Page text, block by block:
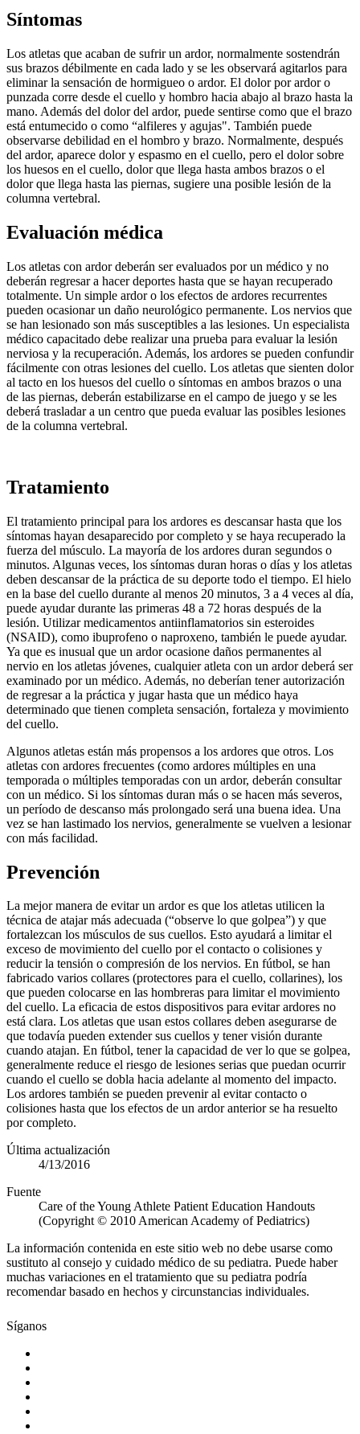
Síntomas
Los atletas que acaban de sufrir un ardor, normalmente sostendrán
sus brazos débilmente en cada lado y se les observará agitarlos para
eliminar la sensación de hormigueo o ardor. El dolor por ardor o
punzada corre desde el cuello y hombro hacia abajo al brazo hasta la
mano. Además del dolor del ardor, puede sentirse como que el brazo
está entumecido o como “alfileres y agujas". También puede
observarse debilidad en el hombro y brazo. Normalmente, después
del ardor, aparece dolor y espasmo en el cuello, pero el dolor sobre
los huesos en el cuello, dolor que llega hasta ambos brazos o el
dolor que llega hasta las piernas, sugiere una posible lesión de la
columna vertebral.
Evaluación médica
Los atletas con ardor deberán ser evaluados por un médico y no
deberán regresar a hacer deportes hasta que se hayan recuperado
totalmente. Un simple ardor o los efectos de ardores recurrentes
pueden ocasionar un daño neurológico permanente. Los nervios que
se han lesionado son más susceptibles a las lesiones. Un especialista
médico capacitado debe realizar una prueba para evaluar la lesión
nerviosa y la recuperación. Además, los ardores se pueden confundir
fácilmente con otras lesiones del cuello. Los atletas que sienten dolor
al tacto en los huesos del cuello o síntomas en ambos brazos o una
de las piernas, deberán estabilizarse en el campo de juego y se les
deberá trasladar a un centro que pueda evaluar las posibles lesiones
de la columna vertebral.
Tratamiento
El tratamiento principal para los ardores es descansar hasta que los
síntomas hayan desaparecido por completo y se haya recuperado la
fuerza del músculo. La mayoría de los ardores duran segundos o
minutos. Algunas veces, los síntomas duran horas o días y los atletas
deben descansar de la práctica de su deporte todo el tiempo. El hielo
en la base del cuello durante al menos 20 minutos, 3 a 4 veces al día,
puede ayudar durante las primeras 48 a 72 horas después de la
lesión. Utilizar medicamentos antiinflamatorios sin esteroides
(NSAID), como ibuprofeno o naproxeno, también le puede ayudar.
Ya que es inusual que un ardor ocasione daños permanentes al
nervio en los atletas jóvenes, cualquier atleta con un ardor deberá ser
examinado por un médico. Además, no deberían tener autorización
de regresar a la práctica y jugar hasta que un médico haya
determinado que tienen completa sensación, fortaleza y movimiento
del cuello.
Algunos atletas están más propensos a los ardores que otros. Los
atletas con ardores frecuentes (como ardores múltiples en una
temporada o múltiples temporadas con un ardor, deberán consultar
con un médico. Si los síntomas duran más o se hacen más severos,
un período de descanso más prolongado será una buena idea. Una
vez se han lastimado los nervios, generalmente se vuelven a lesionar
con más facilidad.
Prevención
La mejor manera de evitar un ardor es que los atletas utilicen la
técnica de atajar más adecuada (“observe lo que golpea”) y que
fortalezcan los músculos de sus cuellos. Esto ayudará a limitar el
exceso de movimiento del cuello por el contacto o colisiones y
reducir la tensión o compresión de los nervios. En fútbol, se han
fabricado varios collares (protectores para el cuello, collarines), los
que pueden colocarse en las hombreras para limitar el movimiento
del cuello. La eficacia de estos dispositivos para evitar ardores no
está clara. Los atletas que usan estos collares deben asegurarse de
que todavía pueden extender sus cuellos y tener visión durante
cuando atajan. En fútbol, tener la capacidad de ver lo que se golpea,
generalmente reduce el riesgo de lesiones serias que puedan ocurrir
cuando el cuello se dobla hacia adelante al momento del impacto.
Los ardores también se pueden prevenir al evitar contacto o
colisiones hasta que los efectos de un ardor anterior se ha resuelto
por completo.
Última actualización
4/13/2016
Fuente
Care of the Young Athlete Patient Education Handouts
(Copyright © 2010 American Academy of Pediatrics)
La información contenida en este sitio web no debe usarse como
sustituto al consejo y cuidado médico de su pediatra. Puede haber
muchas variaciones en el tratamiento que su pediatra podría
recomendar basado en hechos y circunstancias individuales.
Síganos